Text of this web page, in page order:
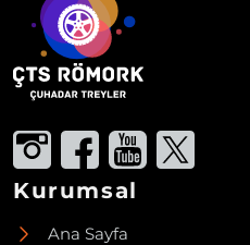
Kurumsal
Ana Sayfa